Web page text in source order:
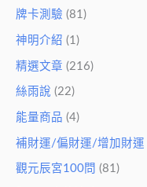
牌卡測驗 (81)
神明介紹 (1)
精選文章 (216)
絲雨說 (22)
能量商品 (4)
補財運/偏財運/增加財運
觀元辰宮100問 (81)